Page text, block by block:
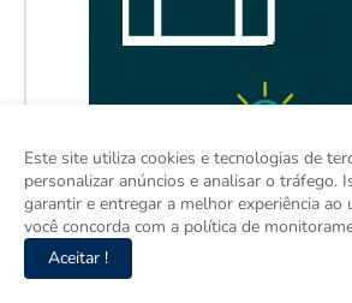
Este site utiliza cookies e tecnologias de
personalizar anúncios e analisar o tráfego.
garantir e entregar a melhor experiência ao
você concorda com a política de
Aceitar !